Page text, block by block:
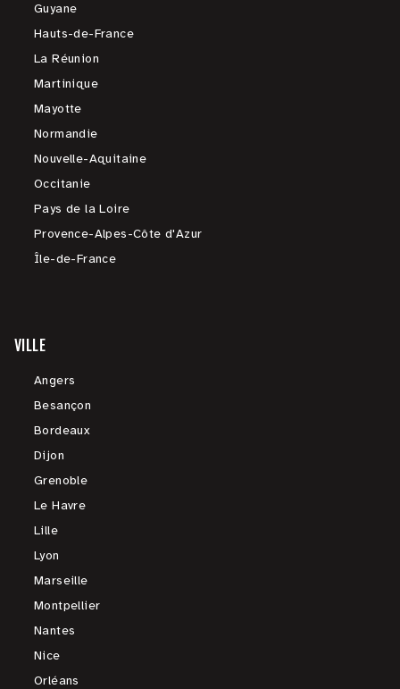
Guyane
Hauts-de-France
La Réunion
Martinique
Mayotte
Normandie
Nouvelle-Aquitaine
Occitanie
Pays de la Loire
Provence-Alpes-Côte d'Azur
Île-de-France
VILLE
Angers
Besançon
Bordeaux
Dijon
Grenoble
Le Havre
Lille
Lyon
Marseille
Montpellier
Nantes
Nice
Orléans